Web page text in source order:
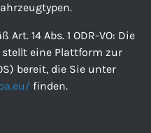
14 Abs. 1 ODR-VO: Die
eine Plattform zur
bereit, die Sie unter
finden.